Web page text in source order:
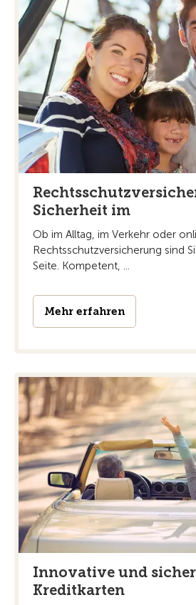
Sicherheit im
Ob im Alltag, im Verkehr oder
Rechtsschutzversicherung sind
Seite. Kompetent, ...
Mehr erfahren
Innovative und
Kreditkarten